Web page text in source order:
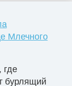
Млечного
где
бурлящий